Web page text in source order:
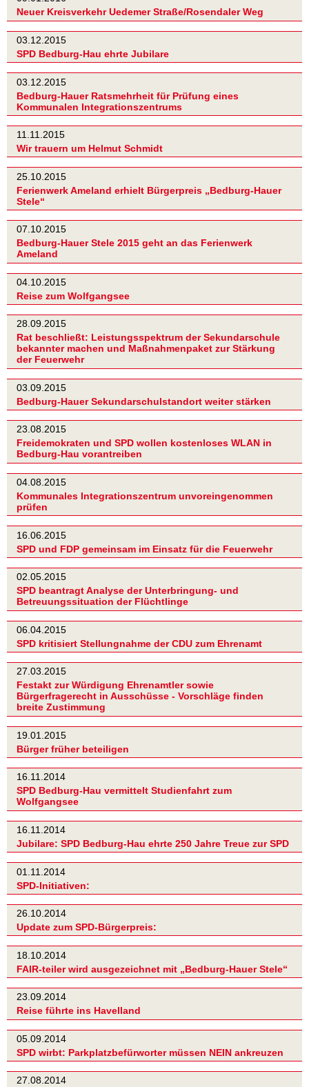
Neuer Kreisverkehr Uedemer Straße/Rosendaler Weg
03.12.2015
SPD Bedburg-Hau ehrte Jubilare
03.12.2015
Bedburg-Hauer Ratsmehrheit für Prüfung eines
Kommunalen Integrationszentrums
11.11.2015
Wir trauern um Helmut Schmidt
25.10.2015
Ferienwerk Ameland erhielt Bürgerpreis „Bedburg-Hauer
Stele“
07.10.2015
Bedburg-Hauer Stele 2015 geht an das Ferienwerk
Ameland
04.10.2015
Reise zum Wolfgangsee
28.09.2015
Rat beschließt: Leistungsspektrum der Sekundarschule
bekannter machen und Maßnahmenpaket zur Stärkung
der Feuerwehr
03.09.2015
Bedburg-Hauer Sekundarschulstandort weiter stärken
23.08.2015
Freidemokraten und SPD wollen kostenloses WLAN in
Bedburg-Hau vorantreiben
04.08.2015
Kommunales Integrationszentrum unvoreingenommen
prüfen
16.06.2015
SPD und FDP gemeinsam im Einsatz für die Feuerwehr
02.05.2015
SPD beantragt Analyse der Unterbringung- und
Betreuungssituation der Flüchtlinge
06.04.2015
SPD kritisiert Stellungnahme der CDU zum Ehrenamt
27.03.2015
Festakt zur Würdigung Ehrenamtler sowie
Bürgerfragerecht in Ausschüsse - Vorschläge finden
breite Zustimmung
19.01.2015
Bürger früher beteiligen
16.11.2014
SPD Bedburg-Hau vermittelt Studienfahrt zum
Wolfgangsee
16.11.2014
Jubilare: SPD Bedburg-Hau ehrte 250 Jahre Treue zur SPD
01.11.2014
SPD-Initiativen:
26.10.2014
Update zum SPD-Bürgerpreis:
18.10.2014
FAIR-teiler wird ausgezeichnet mit „Bedburg-Hauer Stele“
23.09.2014
Reise führte ins Havelland
05.09.2014
SPD wirbt: Parkplatzbefürworter müssen NEIN ankreuzen
27.08.2014